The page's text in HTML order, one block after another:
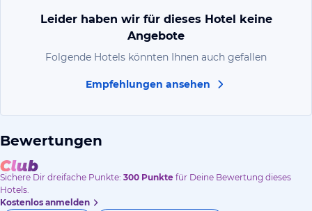
Leider haben wir für dieses Hotel keine
Angebote
Folgende Hotels könnten Ihnen auch gefallen
Empfehlungen ansehen
Bewertungen
Sichere Dir dreifache Punkte: 300 Punkte für Deine Bewertung dieses
Hotels.
Kostenlos anmelden